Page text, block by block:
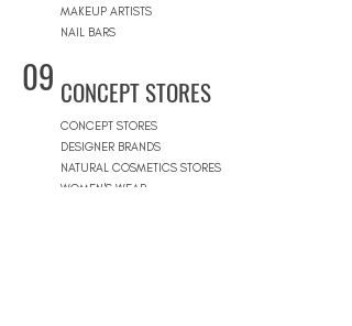
MAKEUP ARTISTS
NAIL BARS
09 CONCEPT STORES
CONCEPT STORES
DESIGNER BRANDS
NATURAL COSMETICS STORES
WOMEN'S WEAR